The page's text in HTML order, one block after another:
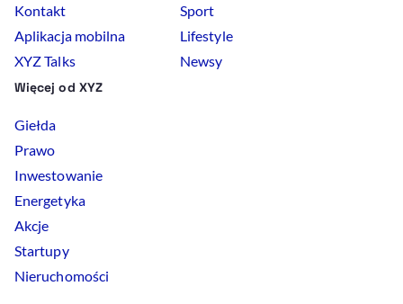
Kontakt
Aplikacja mobilna
XYZ Talks
Sport
Lifestyle
Newsy
Więcej od XYZ
Giełda
Prawo
Inwestowanie
Energetyka
Akcje
Startupy
Nieruchomości